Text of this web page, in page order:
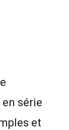
en série
et